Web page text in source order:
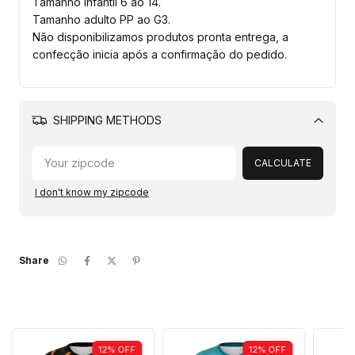
Tamanho adulto PP ao G3.
Não disponibilizamos produtos pronta entrega, a
confecção inicia após a confirmação do pedido.
SHIPPING METHODS
Change
zipcode
CALCULATE
I don't know my zipcode
Share
12% OFF 12% OFF